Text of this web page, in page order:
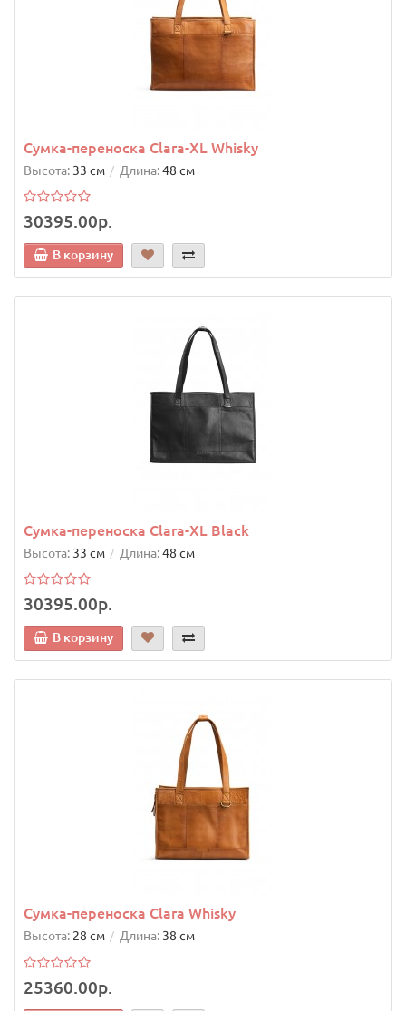
Сумка-переноска Clara-XL Whisky
Высота: 33 см Длина:48 см
30395.00р.
В корзину
Сумка-переноска Clara-XL Black
Высота: 33 см Длина:48 см
30395.00р.
В корзину
Сумка-переноска Clara Whisky
Высота: 28 см Длина: 38 см
25360.00р.